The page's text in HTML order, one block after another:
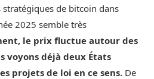
de bitcoin dans
2025 semble très
le prix fluctue autour des
voyons déjà deux États
projets de loi en ce sens. De